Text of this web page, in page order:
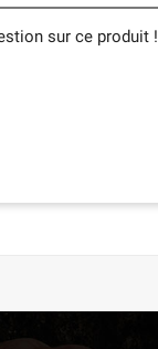
sur ce produit !